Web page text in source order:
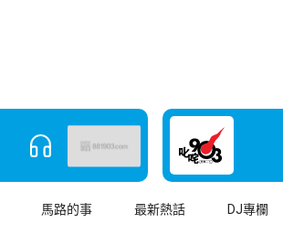
馬路的事 最新熱話 DJ專欄